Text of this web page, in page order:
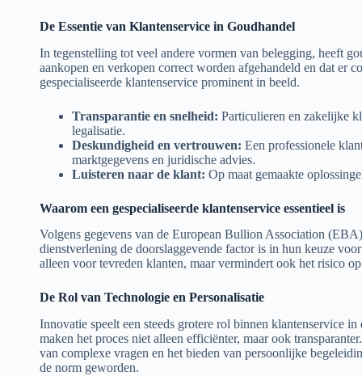
De Essentie van Klantenservice in Goudhandel
In tegenstelling tot veel andere vormen van belegging, heeft
aankopen en verkopen correct worden afgehandeld en dat er
gespecialiseerde klantenservice prominent in beeld.
Transparantie en snelheid: Particulieren en zakelijke
legalisatie.
Deskundigheid en vertrouwen: Een professionele
marktgegevens en juridische advies.
Luisteren naar de klant: Op maat gemaakte
Waarom een gespecialiseerde klantenservice essentieel is
Volgens gegevens van de European Bullion Association
dienstverlening de doorslaggevende factor is in hun keuze
alleen voor tevreden klanten, maar vermindert ook het risico
De Rol van Technologie en Personalisatie
Innovatie speelt een steeds grotere rol binnen klantenservice
maken het proces niet alleen efficiënter, maar ook
van complexe vragen en het bieden van persoonlijke
de norm geworden.